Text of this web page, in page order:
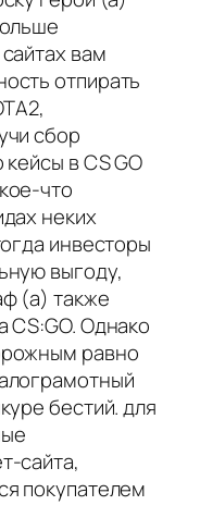
вам
отпирать
сбор
в CS GO
что
неких
инвесторы
выгоду,
(а) также
CS:GO. Однако
равно
бестий. для
сайта,
покупателем